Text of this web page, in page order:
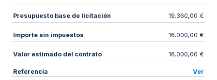
Presupuesto base de licitación 19.360,00 €
Importe sin impuestos 16.000,00 €
Valor estimado del contrato 16.000,00 €
Referencia Ver